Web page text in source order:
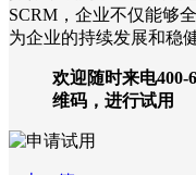
SCRM，企业不仅能够
为企业的持续发展和稳
欢迎随时来电400-
维码，进行试用